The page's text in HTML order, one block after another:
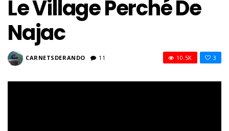
Le Village Perché De
Najac
CARNETSDERANDO 11 3
10.5K